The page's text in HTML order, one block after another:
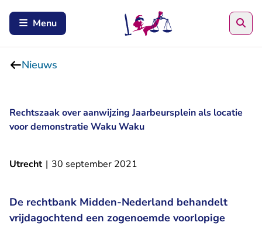
Menu
Nieuws
Rechtszaak over aanwijzing Jaarbeursplein als locatie
voor demonstratie Waku Waku
Utrecht | 30 september 2021
De rechtbank Midden-Nederland behandelt
vrijdagochtend een zogenoemde voorlopige